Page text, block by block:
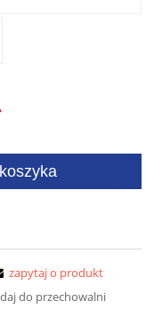
zapytaj o produkt
do przechowalni